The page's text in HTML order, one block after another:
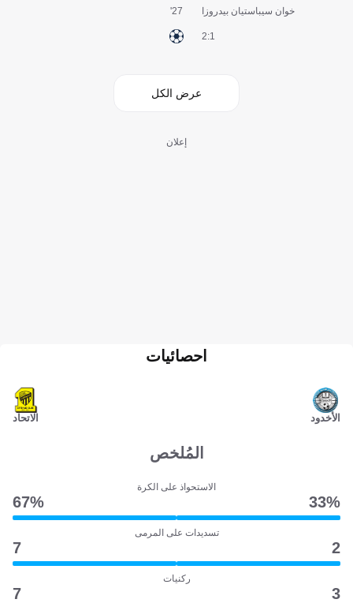
خوان سيباستيان بيدروزا
1:2
27'
عرض الكل
إعلان
الأخدود
احصائيات
الاتحاد
المُلخص
الاستحواذ على الكرة
33‎%‎
67‎%‎
تسديدات على المرمى
2
7
ركنيات
3
7